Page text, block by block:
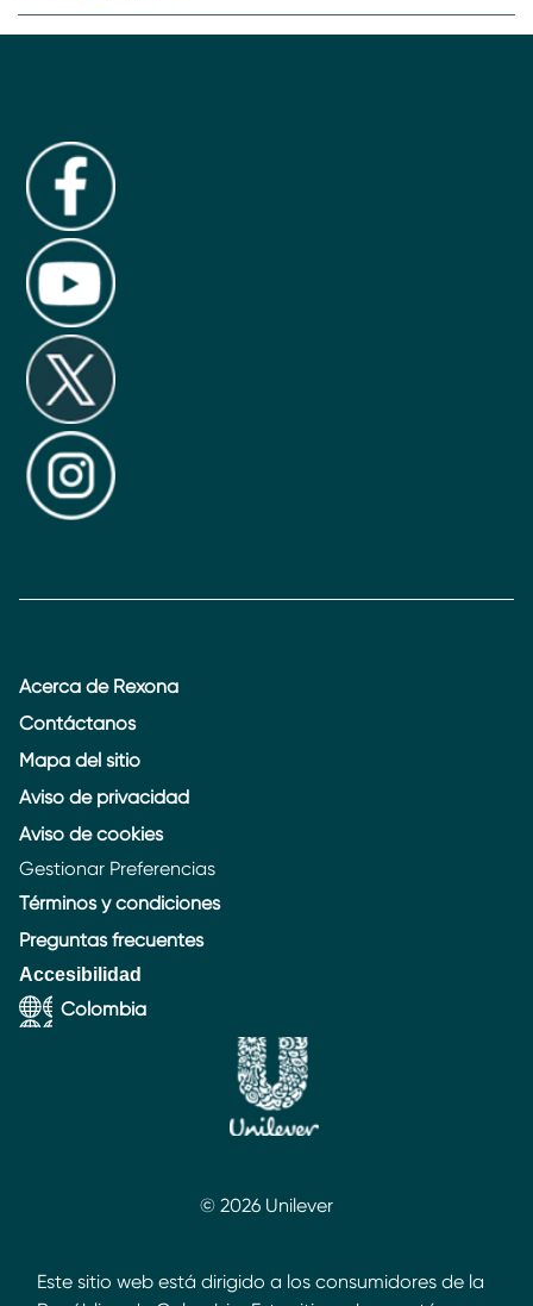
Acerca de Rexona
Contáctanos
Mapa del sitio
Aviso de privacidad
Aviso de cookies
Gestionar Preferencias
Términos y condiciones
Preguntas frecuentes
Accesibilidad
Colombia
© 2026 Unilever
Este sitio web está dirigido a los consumidores de la